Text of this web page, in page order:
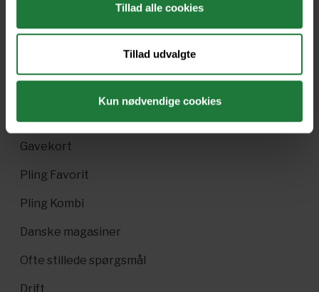
Tillad alle cookies
Tillad udvalgte
Kun nødvendige cookies
Gavekort
Pling Favorit
Pling Kombi
Danske magasiner
Ofte stillede spørgsmål
Drift